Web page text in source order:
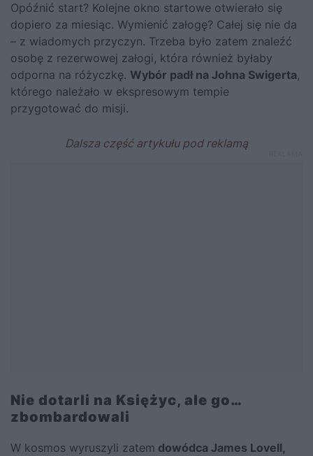
Opóźnić start? Kolejne okno startowe otwierało się
dopiero za miesiąc. Wymienić załogę? Całej się nie da
– z wiadomych przyczyn. Trzeba było zatem znaleźć
osobę z rezerwowej załogi, która również byłaby
odporna na różyczkę. Wybór padł na Johna Swigerta,
którego należało w ekspresowym tempie
przygotować do misji.
Nie dotarli na Księżyc, ale go…
zbombardowali
W kosmos wyruszyli zatem dowódca James Lovell,